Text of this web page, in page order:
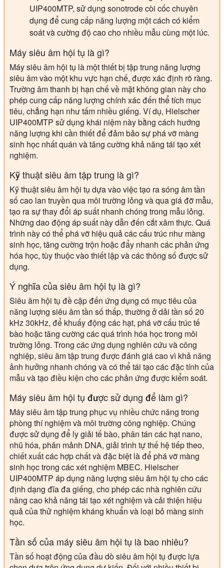
UIP400MTP, sử dụng sonotrode còi cốc chuyên
dụng để cung cấp năng lượng một cách có kiểm
soát và cường độ cao cho nhiều mẫu cùng một lúc.
Máy siêu âm hội tụ là gì?
Máy siêu âm hội tụ là một thiết bị tập trung năng lượng
siêu âm vào một khu vực hạn chế, được xác định rõ ràng.
Trường âm thanh bị hạn chế về mặt không gian này cho
phép cung cấp năng lượng chính xác đến thể tích mục
tiêu, chẳng hạn như tấm nhiều giếng. Ví dụ, Hielscher
UIP400MTP sử dụng khái niệm này bằng cách hướng
năng lượng khi cần thiết để đảm bảo sự phá vỡ màng
sinh học nhất quán và tăng cường khả năng tái tạo xét
nghiệm.
Kỹ thuật siêu âm tập trung là gì?
Kỹ thuật siêu âm hội tụ dựa vào việc tạo ra sóng âm tần
số cao lan truyền qua môi trường lỏng và qua giá đỡ mẫu,
tạo ra sự thay đổi áp suất nhanh chóng trong mẫu lỏng.
Những dao động áp suất này dẫn đến cắt xâm thực. Quá
trình này có thể phá vỡ hiệu quả các cấu trúc như màng
sinh học, tăng cường trộn hoặc đẩy nhanh các phản ứng
hóa học, tùy thuộc vào thiết lập và các thông số được sử
dụng.
Ý nghĩa của siêu âm hội tụ là gì?
Siêu âm hội tụ đề cập đến ứng dụng có mục tiêu của
năng lượng siêu âm tần số thấp, thường ở dải tần số 20
kHz 30kHz, để khuấy động các hạt, phá vỡ cấu trúc tế
bào hoặc tăng cường các quá trình hóa học trong môi
trường lỏng. Trong các ứng dụng nghiên cứu và công
nghiệp, siêu âm tập trung được đánh giá cao vì khả năng
ảnh hưởng nhanh chóng và có thể tái tạo các đặc tính của
mẫu và tạo điều kiện cho các phản ứng được kiểm soát.
Máy siêu âm hội tụ được sử dụng để làm gì?
Máy siêu âm tập trung phục vụ nhiều chức năng trong
phòng thí nghiệm và môi trường công nghiệp. Chúng
được sử dụng để ly giải tế bào, phân tán các hạt nano,
nhũ hóa, phân mảnh DNA, giải trình tự thế hệ tiếp theo,
chiết xuất các hợp chất và đặc biệt là để phá vỡ màng
sinh học trong các xét nghiệm MBEC. Hielscher
UIP400MTP áp dụng năng lượng siêu âm hội tụ cho các
định dạng đĩa đa giếng, cho phép các nhà nghiên cứu
nâng cao khả năng tái tạo xét nghiệm và cải thiện hiệu
quả của thử nghiệm kháng khuẩn và loại bỏ màng sinh
học.
Tần số của máy siêu âm hội tụ là bao nhiêu?
Tần số hoạt động của đầu dò siêu âm hội tụ được lựa